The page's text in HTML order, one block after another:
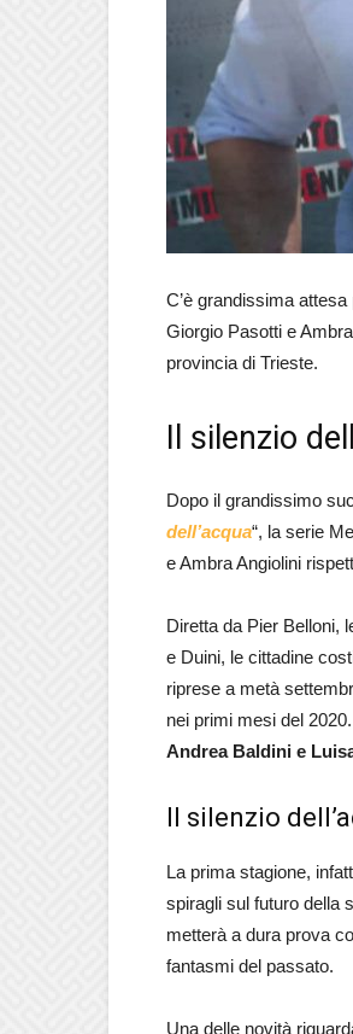
C’è grandissima
Giorgio Pasotti e
provincia di Trieste.
Il silenzio
Dopo il grandissimo
dell’acqua“, la serie
e Ambra Angiolini
Diretta da Pier Belloni,
e Duini, le cittadine
riprese a metà
nei primi mesi del
Andrea Baldini e
Il silenzio
La prima stagione,
spiragli sul futuro della
metterà a dura prova
fantasmi del passato.
Una delle novità